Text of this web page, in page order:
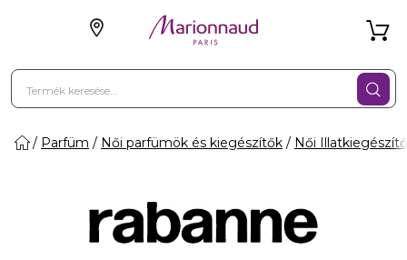
Parfüm Női parfümök és kiegészítők Női